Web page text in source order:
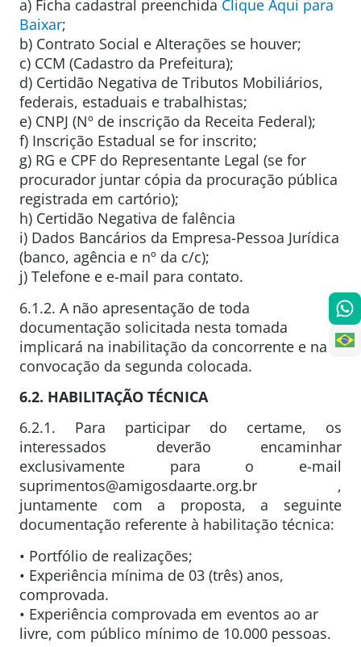
a) Ficha cadastral preenchida Clique Aqui para
Baixar;
b) Contrato Social e Alterações se houver;
c) CCM (Cadastro da Prefeitura);
d) Certidão Negativa de Tributos Mobiliários,
federais, estaduais e trabalhistas;
e) CNPJ (Nº de inscrição da Receita Federal);
f) Inscrição Estadual se for inscrito;
g) RG e CPF do Representante Legal (se for
procurador juntar cópia da procuração pública
registrada em cartório);
h) Certidão Negativa de falência
i) Dados Bancários da Empresa-Pessoa Jurídica
(banco, agência e nº da c/c);
j) Telefone e e-mail para contato.
6.1.2. A não apresentação de toda
documentação solicitada nesta tomada
implicará na inabilitação da concorrente e na
convocação da segunda colocada.
6.2. HABILITAÇÃO TÉCNICA
6.2.1. Para participar do certame, os
interessados deverão encaminhar
exclusivamente para o e-mail
suprimentos@amigosdaarte.org.br ,
juntamente com a proposta, a seguinte
documentação referente à habilitação técnica:
• Portfólio de realizações;
• Experiência mínima de 03 (três) anos,
comprovada.
• Experiência comprovada em eventos ao ar
livre, com público mínimo de 10.000 pessoas.